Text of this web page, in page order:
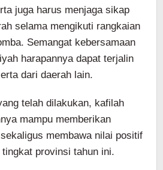
juga harus menjaga sikap
selama mengikuti rangkaian
Semangat kebersamaan
harapannya dapat terjalin
dari daerah lain.
telah dilakukan, kafilah
mampu memberikan
membawa nilai positif
provinsi tahun ini.